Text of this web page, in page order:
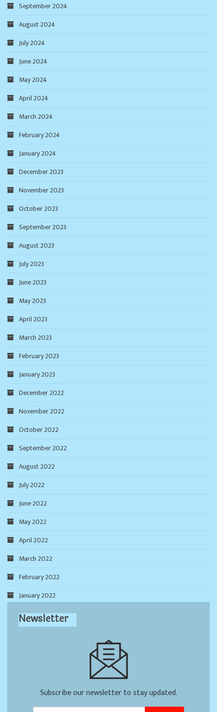
September 2024
August 2024
July 2024
June 2024
May 2024
April 2024
March 2024
February 2024
January 2024
December 2023
November 2023
October 2023
September 2023
August 2023
July 2023
June 2023
May 2023
April 2023
March 2023
February 2023
January 2023
December 2022
November 2022
October 2022
September 2022
August 2022
July 2022
June 2022
May 2022
April 2022
March 2022
February 2022
January 2022
Newsletter
Subscribe our newsletter to stay updated.